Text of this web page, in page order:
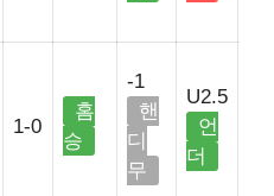
1-0
홈
승
-1
핸
디
무
U2.5
언
더